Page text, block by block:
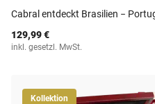
Cabral entdeckt Brasilien −
129,99 €
inkl. gesetzl. MwSt.
Kollektion